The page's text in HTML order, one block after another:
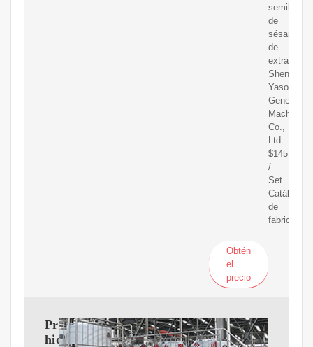
semillas
de
sésamo
de
extracción
Shenzhen
Yason
General
Machinery
Co.,
Ltd.
$145.00-
/
Set
Catálogo
de
fabric
Obtén
el
precio
Prensa
hidráulica